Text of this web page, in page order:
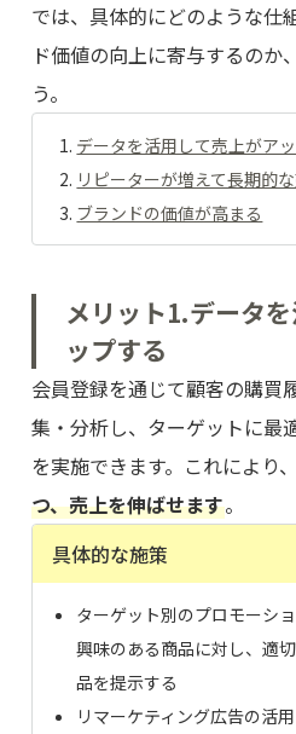
では、具体的にどのような仕
ド価値の向上に寄与するのか
う。
データを活用して売上がア
リピーターが増えて長期的
ブランドの価値が高まる
メリット1.データ
ップする
会員登録を通じて顧客の購買
集・分析し、ターゲットに最
を実施できます。これにより
つ、売上を伸ばせます。
具体的な施策
ターゲット別のプロモーシ
興味のある商品に対し、適
品を提示する
リマーケティング広告の活用